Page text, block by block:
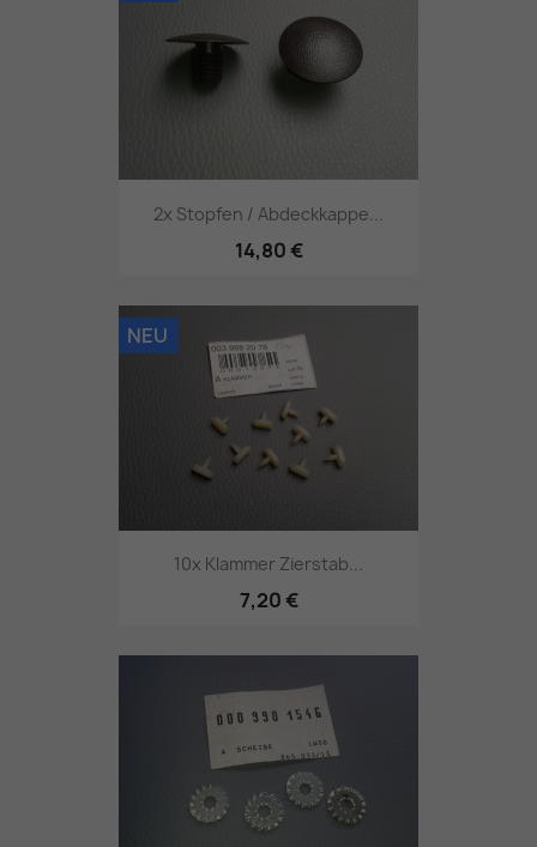
2x Stopfen / Abdeckkappe...
14,80 €
10x Klammer Zierstab...
7,20 €
NEU